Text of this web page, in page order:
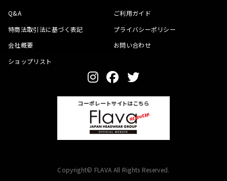
Q&A
ご利用ガイド
特商法取引法に基づく表記
プライバシーポリシー
会社概要
お問い合わせ
ショップリスト
Copyright© FLAVA All Rights Reserved.